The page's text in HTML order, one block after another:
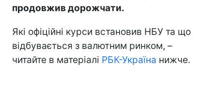
продовжив дорожчати.
Які офіційні курси встановив НБУ та що
відбувається з валютним ринком, –
читайте в матеріалі РБК-Україна нижче.